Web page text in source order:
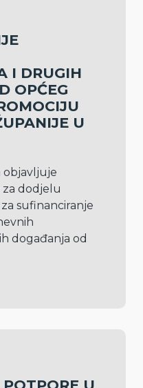
I DRUGIH
OPĆEG
U
objavljuje
za dodjelu
sufinanciranje